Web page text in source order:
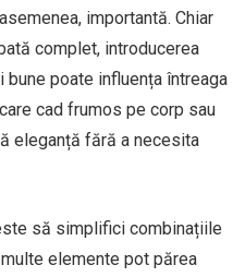
importantă. Chiar
complet, introducerea
poate influența întreaga
cad frumos pe corp sau
eleganță fără a necesita
să simplifici combinațiile
elemente pot părea